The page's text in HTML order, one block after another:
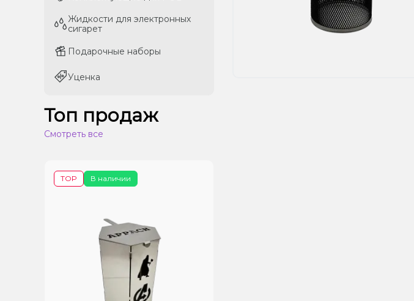
Жидкости для электронных
сигарет
Подарочные наборы
Уценка
Жидкости для электронных
сигарет
Подарочные наборы
Уценка
Топ продаж
Смотреть все
В наличии
TOP